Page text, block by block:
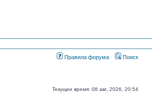
Правила форума Поиск
Текущее время: 08 авг, 2026, 20:54